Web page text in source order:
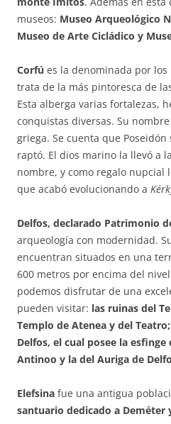
museos: Museo Arqueológico
Museo de Arte Cicládico y
Corfú es la denominada por los
trata de la más pintoresca de
Esta alberga varias fortalezas,
conquistas diversas. Su
griega. Se cuenta que
raptó. El dios marino la llevó a
nombre, y como regalo nupcial
que acabó evolucionando a
Delfos, declarado Patrimonio
arqueología con modernidad.
encuentran situados en una
600 metros por encima del
podemos disfrutar de una
pueden visitar: las ruinas del
Templo de Atenea y del
Delfos, el cual posee la
Antinoo y la del Auriga de
Elefsina fue una antigua
santuario dedicado a Deméter